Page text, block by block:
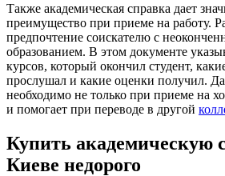
Также академическая справка дает
преимущество при приеме на работу.
предпочтение соискателю с
образованием. В этом документе
курсов, который окончил студент,
прослушал и какие оценки получил.
необходимо не только при приеме на
и помогает при переводе в другой
Купить академическую
Киеве недорого